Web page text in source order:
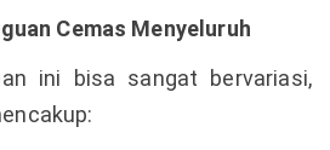
Cemas Menyeluruh
ini bisa sangat bervariasi,